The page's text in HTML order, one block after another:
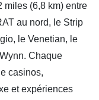
miles (6,8 km) entre
au nord, le Strip
le Venetian, le
Chaque
casinos,
et expériences